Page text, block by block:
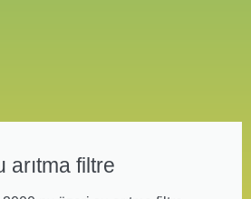
arıtma filtre